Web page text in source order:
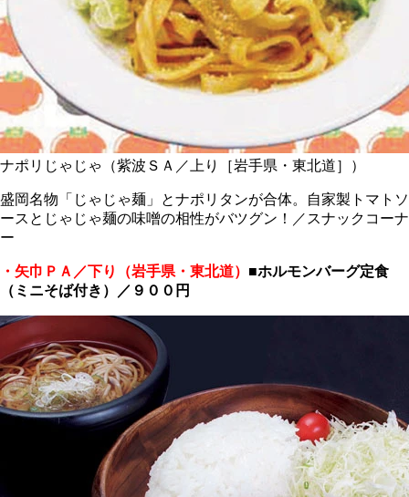
ナポリじゃじゃ（紫波ＳＡ／上り［岩手県・東北道］）
盛岡名物「じゃじゃ麺」とナポリタンが合体。自家製トマトソ
ースとじゃじゃ麺の味噌の相性がバツグン！／スナックコーナ
ー
・矢巾ＰＡ／下り（岩手県・東北道） ■ホルモンバーグ定食
（ミニそば付き）／９００円